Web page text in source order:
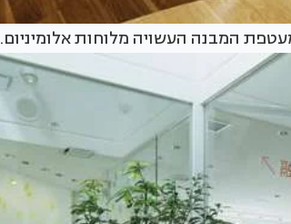
המבנה העשויה מלוחות אלומיניום.